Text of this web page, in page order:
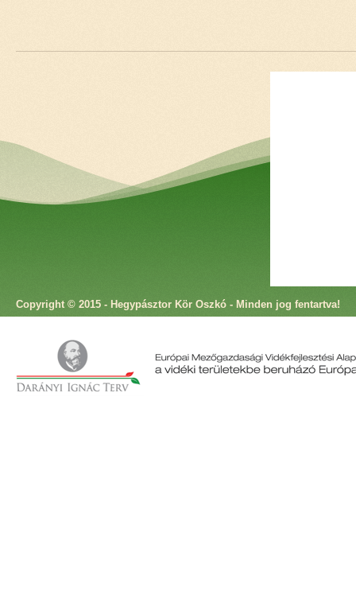
Copyright © 2015 - Hegypásztor Kör Oszkó - Minden jog fentartva!